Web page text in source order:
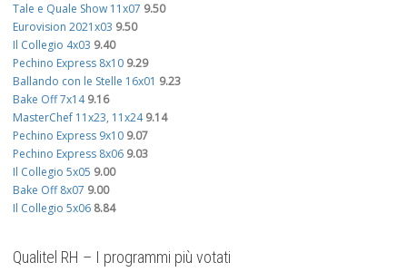
Tale e Quale Show 11x07 9.50
Eurovision 2021x03 9.50
Il Collegio 4x03 9.40
Pechino Express 8x10 9.29
Ballando con le Stelle 16x01 9.23
Bake Off 7x14 9.16
MasterChef 11x23, 11x24 9.14
Pechino Express 9x10 9.07
Pechino Express 8x06 9.03
Il Collegio 5x05 9.00
Bake Off 8x07 9.00
Il Collegio 5x06 8.84
Qualitel RH – I programmi più votati